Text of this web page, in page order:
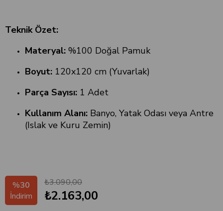
Teknik Özet:
Materyal: %100 Doğal Pamuk
Boyut: 120x120 cm (Yuvarlak)
Parça Sayısı: 1 Adet
Kullanım Alanı: Banyo, Yatak Odası veya Antre
(Islak ve Kuru Zemin)
%30
İndirim
₺3.090,00
₺2.163,00